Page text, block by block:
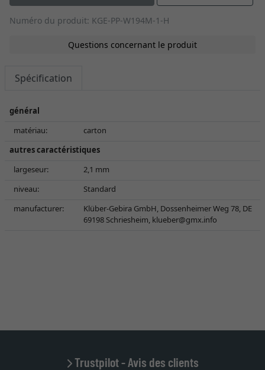
Numéro du produit: KGE-PP-W194M-1-H
Questions concernant le produit
Spécification
général
matériau:
carton
autres caractéristiques
largeseur:
2,1 mm
niveau:
Standard
manufacturer:
Klüber-Gebira GmbH, Dossenheimer Weg 78, DE
69198 Schriesheim, klueber@gmx.info
Trustpilot - Avis des clients